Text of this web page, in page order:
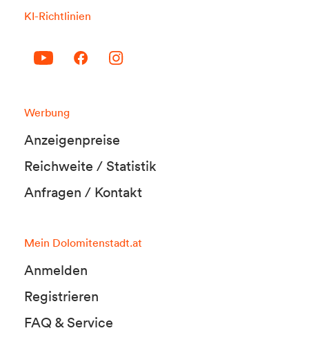
KI-Richtlinien
Werbung
Anzeigenpreise
Reichweite / Statistik
Anfragen / Kontakt
Mein Dolomitenstadt.at
Anmelden
Registrieren
FAQ & Service